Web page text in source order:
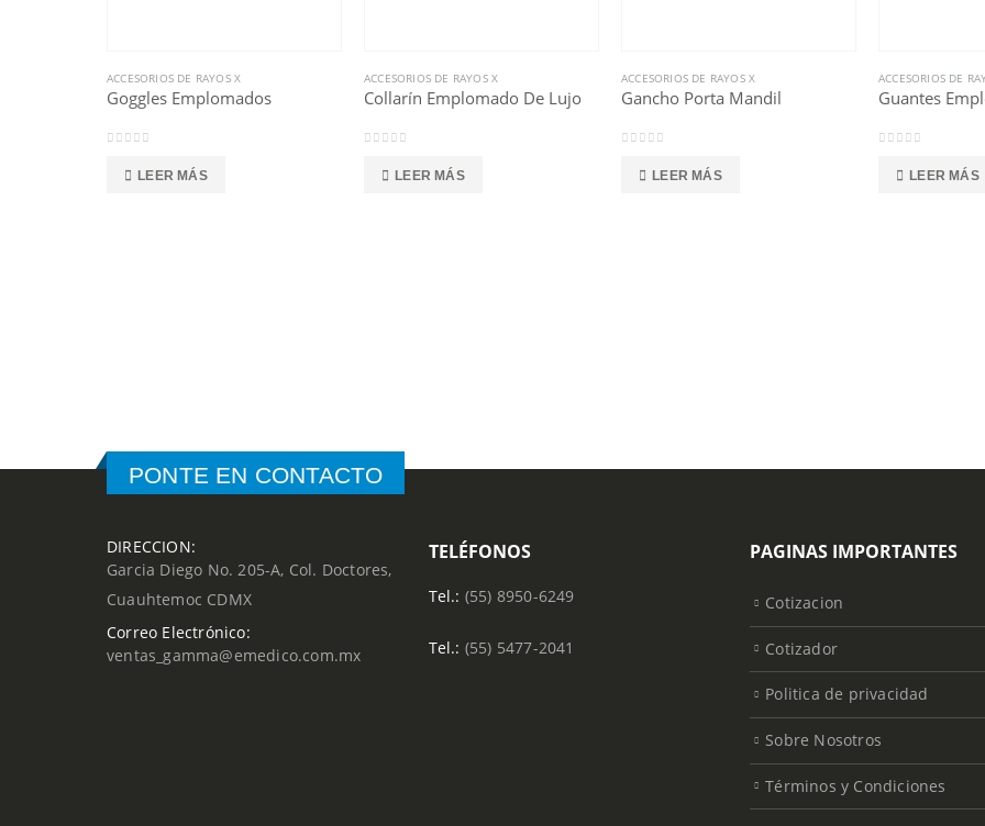
ACCESORIOS DE RAYOS X
Goggles Emplomados
LEER MÁS
ACCESORIOS DE RAYOS X
Collarín Emplomado De Lujo
LEER MÁS
ACCESORIOS DE RAYOS X
Gancho Porta Mandil
LEER MÁS
ACCESORIOS DE
Guantes
LEER MÁS
PONTE EN CONTACTO
DIRECCION:
Garcia Diego No. 205-A, Col. Doctores,
Cuauhtemoc CDMX
Correo Electrónico:
ventas_gamma@emedico.com.mx
TELÉFONOS
Tel.: (55) 8950-6249
Tel.: (55) 5477-2041
PAGINAS IMPORTANTES
Cotizacion
Cotizador
Politica de privacidad
Sobre Nosotros
Términos y Condiciones